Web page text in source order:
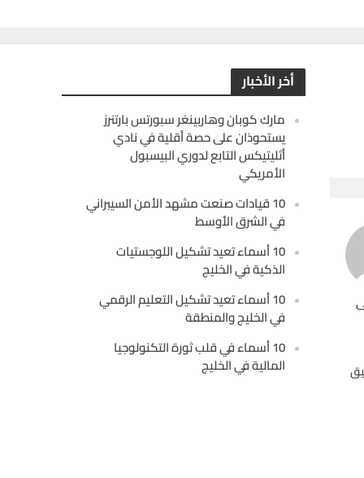
أخر الأخبار
مارك كوبان وهاربينغر سبورتس بارتنرز
يستحوذان على حصة أقلية في نادي
أثليتيكس التابع لدوري البيسبول
الأمريكي
10 قيادات صنعت مشهد الأمن السيبراني
في الشرق الأوسط
10 أسماء تعيد تشكيل اللوجستيات
الذكية في الخليج
10 أسماء تعيد تشكيل التعليم الرقمي
في الخليج والمنطقة
10 أسماء في قلب ثورة التكنولوجيا
المالية في الخليج